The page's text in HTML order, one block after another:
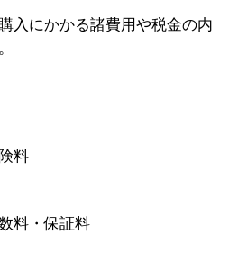
入にかかる諸費用や税金の内
料
料・保証料